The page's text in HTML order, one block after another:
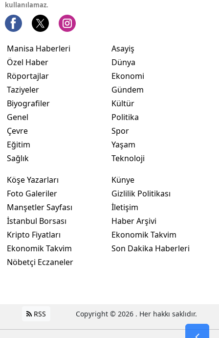
kullanılamaz.
Manisa Haberleri
Özel Haber
Röportajlar
Taziyeler
Biyografiler
Genel
Çevre
Eğitim
Sağlık
Asayiş
Dünya
Ekonomi
Gündem
Kültür
Politika
Spor
Yaşam
Teknoloji
Köşe Yazarları
Foto Galeriler
Manşetler Sayfası
İstanbul Borsası
Kripto Fiyatları
Ekonomik Takvim
Nöbetçi Eczaneler
Künye
Gizlilik Politikası
İletişim
Haber Arşivi
Ekonomik Takvim
Son Dakika Haberleri
RSS Copyright © 2026 . Her hakkı saklıdır.